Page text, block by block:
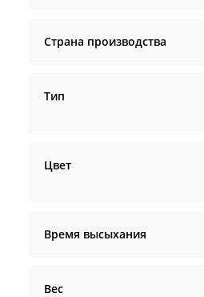
Страна производства
Тип
Цвет
Время высыхания
Вес